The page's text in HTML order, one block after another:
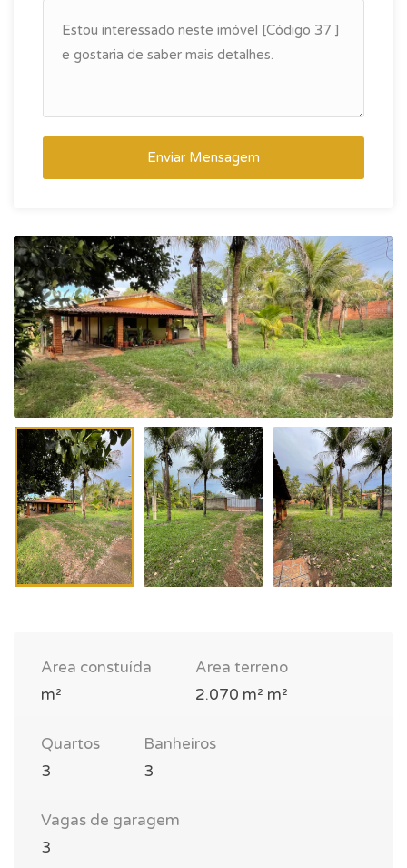
Enviar Mensagem
Area constuída
m²
Area terreno
2.070 m² m²
Quartos
3
Banheiros
3
Vagas de garagem
3